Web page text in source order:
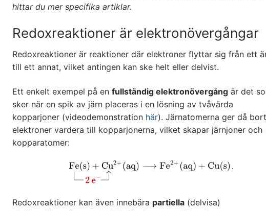
hittar du mer specifika artiklar.
Redoxreaktioner är elektronövergångar
Redoxreaktioner är reaktioner där elektroner flyttar sig från ett
till ett annat, vilket antingen kan ske helt eller delvist.
Ett enkelt exempel på en fullständig elektronövergång är det
sker när en spik av järn placeras i en lösning av tvåvärda
kopparjoner (videodemonstration här). Järnatomerna ger då
elektroner vardera till kopparjonerna, vilket skapar järnjoner och
kopparatomer:
Redoxreaktioner kan även innebära partiella (delvisa)